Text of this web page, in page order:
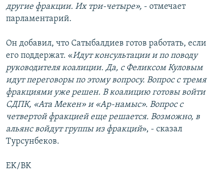
другие фракции. Их три-четыре», - отмечает
парламентарий.
Он добавил, что Сатыбалдиев готов работать, если
его поддержат. «Идут консультации и по поводу
руководителя коалиции. Да, с Феликсом Куловым
идут переговоры по этому вопросу. Вопрос с тремя
фракциями уже решен. В коалицию готовы войти
СДПК, «Ата Мекен» и «Ар-намыс». Вопрос с
четвертой фракцией еще решается. Возможно, в
альянс войдут группы из фракций», - сказал
Турсунбеков.
EK/BK